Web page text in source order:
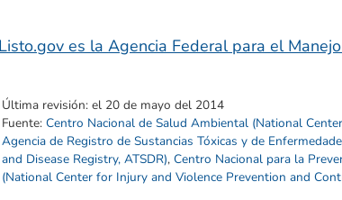
Última revisión: el 20 de mayo del 2014
Fuente: Centro Nacional de Salud Ambiental (National
Agencia de Registro de Sustancias Tóxicas y de
and Disease Registry, ATSDR), Centro Nacional para la
(National Center for Injury and Violence Prevention and